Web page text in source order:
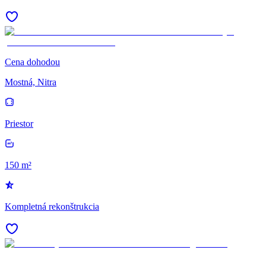
Cena dohodou
Mostná, Nitra
Priestor
150 m²
Kompletná rekonštrukcia